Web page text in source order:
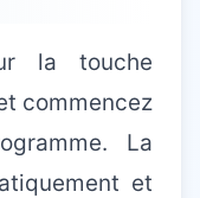
la touche
commencez
La
et